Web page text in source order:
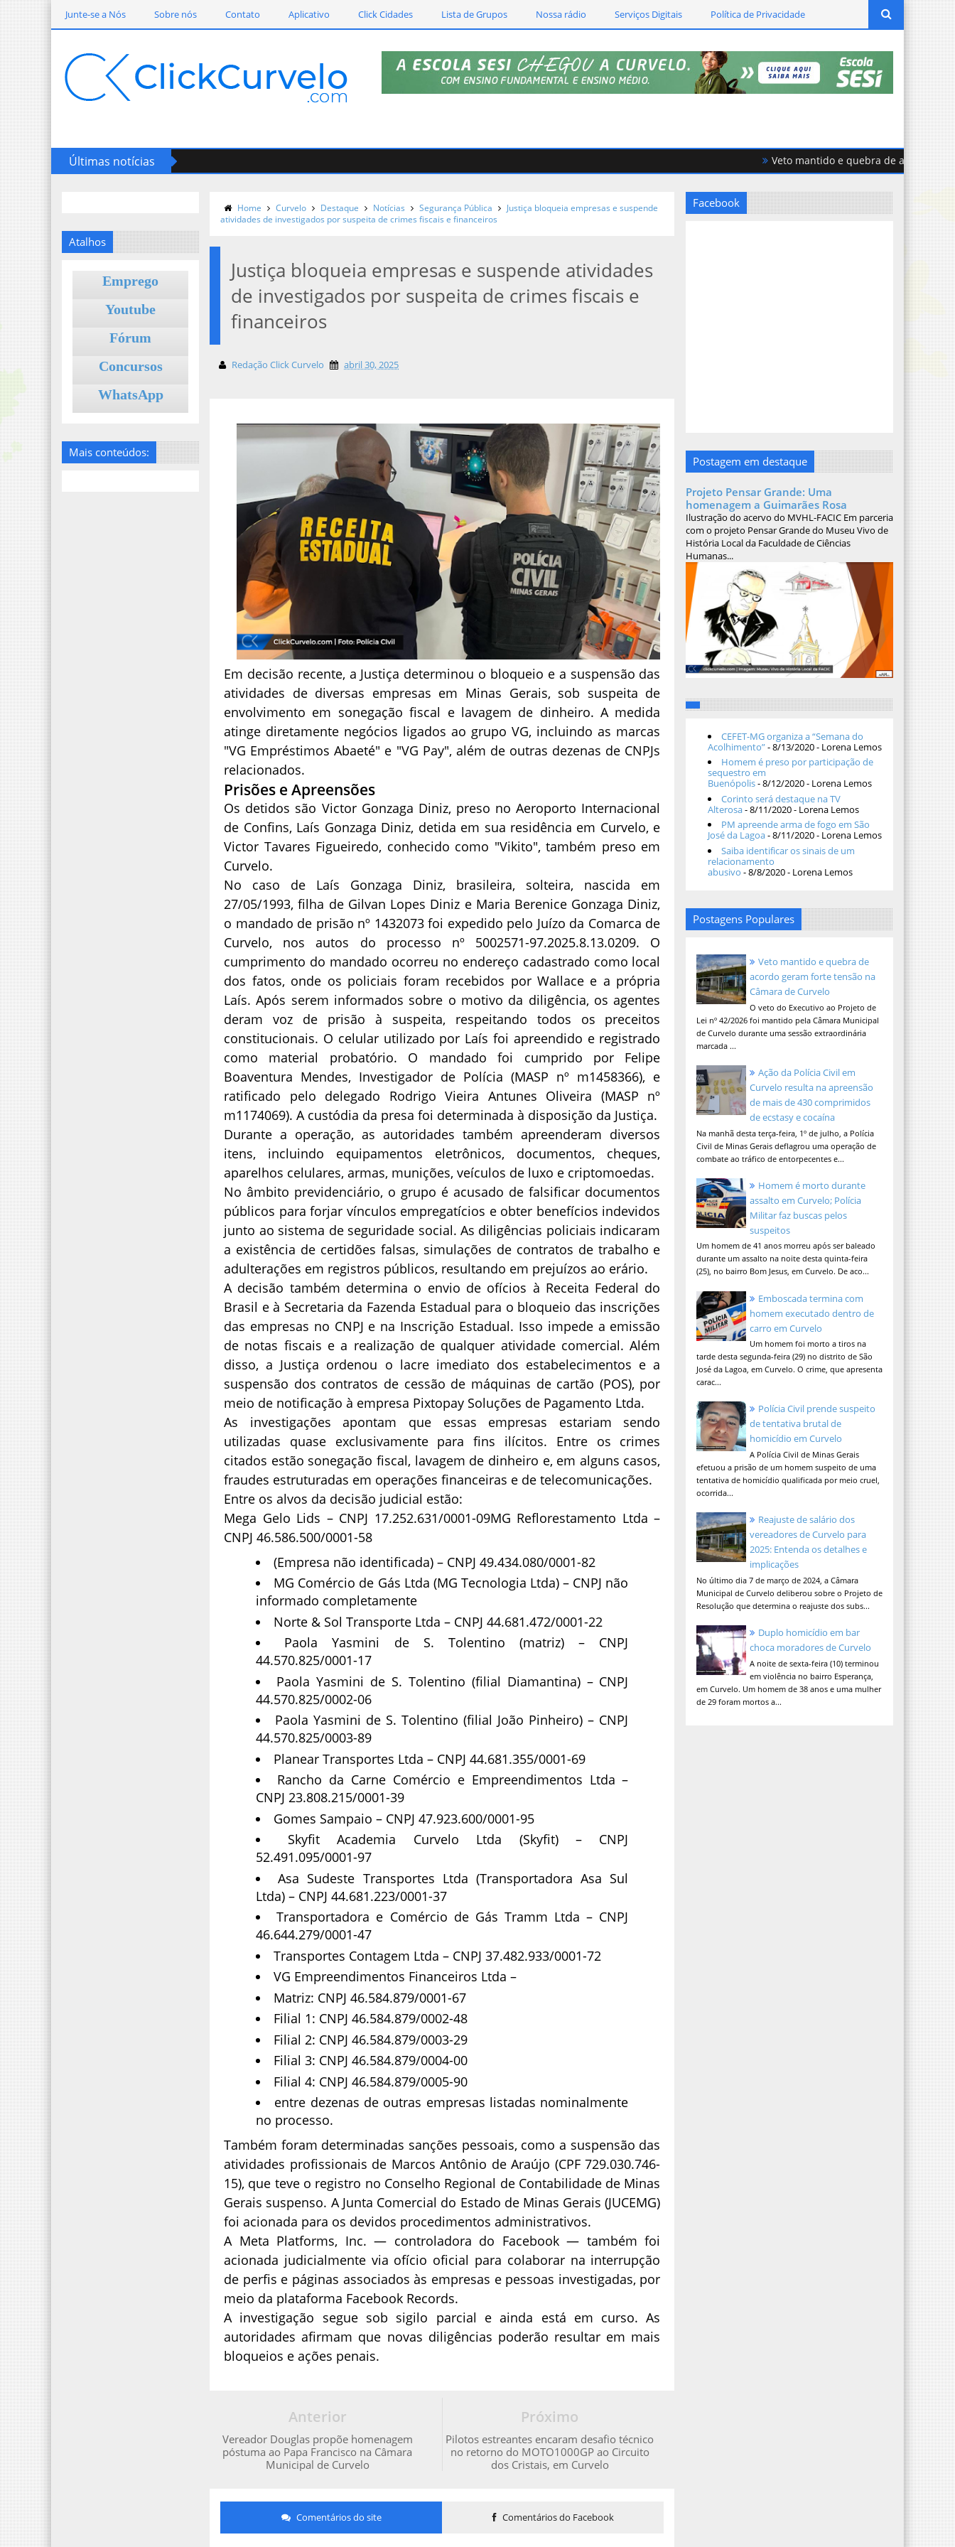
Junte-se a Nós Sobre nós Contato Aplicativo Click Cidades Lista de Grupos Nossa rádio Serviços Digitais Política de Privacidade
Últimas notícias Veto mantido e quebra de acordo geram
Atalhos
Emprego
Youtube
Fórum
Concursos
WhatsApp
Mais conteúdos:
Home Curvelo Destaque Notícias Segurança Pública
Justiça bloqueia empresas e suspende
atividades de investigados por suspeita de crimes fiscais e financeiros
Justiça bloqueia empresas e suspende atividades
de investigados por suspeita de crimes fiscais e
financeiros
Redação Click Curvelo abril 30, 2025
Em decisão recente, a Justiça determinou o bloqueio e a suspensão das
atividades de diversas empresas em Minas Gerais, sob suspeita de
envolvimento em sonegação fiscal e lavagem de dinheiro. A medida
atinge diretamente negócios ligados ao grupo VG, incluindo as marcas
"VG Empréstimos Abaeté" e "VG Pay", além de outras dezenas de CNPJs
relacionados.
Prisões e Apreensões
Os detidos são Victor Gonzaga Diniz, preso no Aeroporto Internacional
de Confins, Laís Gonzaga Diniz, detida em sua residência em Curvelo, e
Victor Tavares Figueiredo, conhecido como "Vikito", também preso em
Curvelo.
No caso de Laís Gonzaga Diniz, brasileira, solteira, nascida em
27/05/1993, filha de Gilvan Lopes Diniz e Maria Berenice Gonzaga Diniz,
o mandado de prisão nº 1432073 foi expedido pelo Juízo da Comarca de
Curvelo, nos autos do processo nº 5002571-97.2025.8.13.0209. O
cumprimento do mandado ocorreu no endereço cadastrado como local
dos fatos, onde os policiais foram recebidos por Wallace e a própria
Laís. Após serem informados sobre o motivo da diligência, os agentes
deram voz de prisão à suspeita, respeitando todos os preceitos
constitucionais. O celular utilizado por Laís foi apreendido e registrado
como material probatório. O mandado foi cumprido por Felipe
Boaventura Mendes, Investigador de Polícia (MASP nº m1458366), e
ratificado pelo delegado Rodrigo Vieira Antunes Oliveira (MASP nº
m1174069). A custódia da presa foi determinada à disposição da Justiça.
Durante a operação, as autoridades também apreenderam diversos
itens, incluindo equipamentos eletrônicos, documentos, cheques,
aparelhos celulares, armas, munições, veículos de luxo e criptomoedas.
No âmbito previdenciário, o grupo é acusado de falsificar documentos
públicos para forjar vínculos empregatícios e obter benefícios indevidos
junto ao sistema de seguridade social. As diligências policiais indicaram
a existência de certidões falsas, simulações de contratos de trabalho e
adulterações em registros públicos, resultando em prejuízos ao erário.
A decisão também determina o envio de ofícios à Receita Federal do
Brasil e à Secretaria da Fazenda Estadual para o bloqueio das inscrições
das empresas no CNPJ e na Inscrição Estadual. Isso impede a emissão
de notas fiscais e a realização de qualquer atividade comercial. Além
disso, a Justiça ordenou o lacre imediato dos estabelecimentos e a
suspensão dos contratos de cessão de máquinas de cartão (POS), por
meio de notificação à empresa Pixtopay Soluções de Pagamento Ltda.
As investigações apontam que essas empresas estariam sendo
utilizadas quase exclusivamente para fins ilícitos. Entre os crimes
citados estão sonegação fiscal, lavagem de dinheiro e, em alguns casos,
fraudes estruturadas em operações financeiras e de telecomunicações.
Entre os alvos da decisão judicial estão:
Mega Gelo Lids – CNPJ 17.252.631/0001-09MG Reflorestamento Ltda –
CNPJ 46.586.500/0001-58
(Empresa não identificada) – CNPJ 49.434.080/0001-82
MG Comércio de Gás Ltda (MG Tecnologia Ltda) – CNPJ não
informado completamente
Norte & Sol Transporte Ltda – CNPJ 44.681.472/0001-22
Paola Yasmini de S. Tolentino (matriz) – CNPJ
44.570.825/0001-17
Paola Yasmini de S. Tolentino (filial Diamantina) – CNPJ
44.570.825/0002-06
Paola Yasmini de S. Tolentino (filial João Pinheiro) – CNPJ
44.570.825/0003-89
Planear Transportes Ltda – CNPJ 44.681.355/0001-69
Rancho da Carne Comércio e Empreendimentos Ltda –
CNPJ 23.808.215/0001-39
Gomes Sampaio – CNPJ 47.923.600/0001-95
Skyfit Academia Curvelo Ltda (Skyfit) – CNPJ
52.491.095/0001-97
Asa Sudeste Transportes Ltda (Transportadora Asa Sul
Ltda) – CNPJ 44.681.223/0001-37
Transportadora e Comércio de Gás Tramm Ltda – CNPJ
46.644.279/0001-47
Transportes Contagem Ltda – CNPJ 37.482.933/0001-72
VG Empreendimentos Financeiros Ltda –
Matriz: CNPJ 46.584.879/0001-67
Filial 1: CNPJ 46.584.879/0002-48
Filial 2: CNPJ 46.584.879/0003-29
Filial 3: CNPJ 46.584.879/0004-00
Filial 4: CNPJ 46.584.879/0005-90
entre dezenas de outras empresas listadas nominalmente
no processo.
Também foram determinadas sanções pessoais, como a suspensão das
atividades profissionais de Marcos Antônio de Araújo (CPF 729.030.746-
15), que teve o registro no Conselho Regional de Contabilidade de Minas
Gerais suspenso. A Junta Comercial do Estado de Minas Gerais (JUCEMG)
foi acionada para os devidos procedimentos administrativos.
A Meta Platforms, Inc. — controladora do Facebook — também foi
acionada judicialmente via ofício oficial para colaborar na interrupção
de perfis e páginas associados às empresas e pessoas investigadas, por
meio da plataforma Facebook Records.
A investigação segue sob sigilo parcial e ainda está em curso. As
autoridades afirmam que novas diligências poderão resultar em mais
bloqueios e ações penais.
Próximo
Pilotos estreantes encaram desafio técnico
no retorno do MOTO1000GP ao Circuito
dos Cristais, em Curvelo
Anterior
Vereador Douglas propõe homenagem
póstuma ao Papa Francisco na Câmara
Municipal de Curvelo
Comentários do site Comentários do Facebook
Facebook
Postagem em destaque
Projeto Pensar Grande: Uma
homenagem a Guimarães Rosa
Ilustração do acervo do MVHL-FACIC Em parceria
com o projeto Pensar Grande do Museu Vivo de
História Local da Faculdade de Ciências
Humanas...
CEFET-MG organiza a “Semana do
Acolhimento”- 8/13/2020- Lorena Lemos
Homem é preso por participação de
sequestro em
Buenópolis- 8/12/2020- Lorena Lemos
Corinto será destaque na TV
Alterosa- 8/11/2020- Lorena Lemos
PM apreende arma de fogo em São
José da Lagoa- 8/11/2020- Lorena Lemos
Saiba identificar os sinais de um
relacionamento
abusivo - 8/8/2020- Lorena Lemos
Postagens Populares
Veto mantido e quebra de
acordo geram forte tensão na
Câmara de Curvelo
O veto do Executivo ao Projeto de
Lei nº 42/2026 foi mantido pela Câmara Municipal
de Curvelo durante uma sessão extraordinária
marcada ...
Ação da Polícia Civil em
Curvelo resulta na apreensão
de mais de 430 comprimidos
de ecstasy e cocaína
Na manhã desta terça-feira, 1º de julho, a Polícia
Civil de Minas Gerais deflagrou uma operação de
combate ao tráfico de entorpecentes e...
Homem é morto durante
assalto em Curvelo; Polícia
Militar faz buscas pelos
suspeitos
Um homem de 41 anos morreu após ser baleado
durante um assalto na noite desta quinta-feira
(25), no bairro Bom Jesus, em Curvelo. De aco...
Emboscada termina com
homem executado dentro de
carro em Curvelo
Um homem foi morto a tiros na
tarde desta segunda-feira (29) no distrito de São
José da Lagoa, em Curvelo. O crime, que apresenta
carac...
Polícia Civil prende suspeito
de tentativa brutal de
homicídio em Curvelo
A Polícia Civil de Minas Gerais
efetuou a prisão de um homem suspeito de uma
tentativa de homicídio qualificada por meio cruel,
ocorrida...
Reajuste de salário dos
vereadores de Curvelo para
2025: Entenda os detalhes e
implicações
No último dia 7 de março de 2024, a Câmara
Municipal de Curvelo deliberou sobre o Projeto de
Resolução que determina o reajuste dos subs...
Duplo homicídio em bar
choca moradores de Curvelo
A noite de sexta-feira (10) terminou
em violência no bairro Esperança,
em Curvelo. Um homem de 38 anos e uma mulher
de 29 foram mortos a...